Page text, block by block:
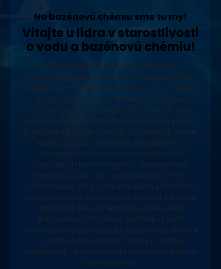
Na bazénovú chémiu sme tu my!
Vitajte u lídra v starostlivosti
o vodu a bazénovú chémiu!
Naša rodinná firma sa pýši tradíciou,
vysokoškolským vzdelaním v oblasti čistiarní
odpadových vôd a vodárenských technológií
a neustálym zdokonaľovaním v oblasti
starostlivosti o vodu. Ponúkame široký výber
vysoko kvalitných prípravkov vlastnej výroby
pre čistú a bezpečnú vodu vo vašom bazéne.
Naše produkty, založené na najlepších
európskych surovinách a moderných
výrobných technológiách, zabezpečujú
najvyššiu kvalitu za ceny porovnateľné s
konkurenciou, no s garantovaným pôvodom a
bezpečnosťou. Presvedčte sa sami o kvalite
našich tabliet a chemikálií, ktoré prešli
prísnymi kontrolami a testami, a o ich
nepochybnej účinnosti a bezpečnosti. Urobte
z vášho bazéna oázu čistoty s našimi
produktmi – pretože voda je našou vášňou a
špecializáciou.